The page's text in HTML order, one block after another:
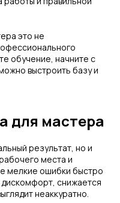
это не
обучение, начните с
выстроить базу и
для мастера
результат, но и
места и
мелкие ошибки быстро
снижается
неаккуратно.